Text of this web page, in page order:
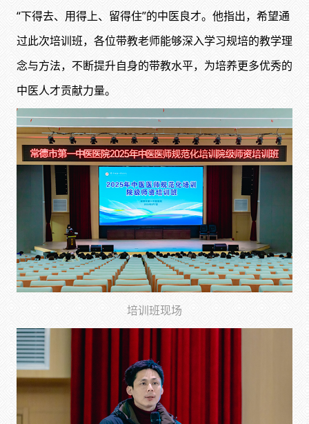
“下得去、用得上、留得住”的中医良才。他指出，希望通
过此次培训班，各位带教老师能够深入学习规培的教学理
念与方法，不断提升自身的带教水平，为培养更多优秀的
中医人才贡献力量。
培训班现场